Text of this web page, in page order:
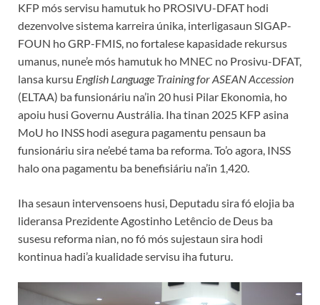
KFP mós servisu hamutuk ho PROSIVU-DFAT hodi
dezenvolve sistema karreira únika, interligasaun SIGAP-
FOUN ho GRP-FMIS, no fortalese kapasidade rekursus
umanus, nune’e mós hamutuk ho MNEC no Prosivu-DFAT,
lansa kursu English Language Training for ASEAN Accession
(ELTAA) ba funsionáriu na’in 20 husi Pilar Ekonomia, ho
apoiu husi Governu Austrália. Iha tinan 2025 KFP asina
MoU ho INSS hodi asegura pagamentu pensaun ba
funsionáriu sira ne’ebé tama ba reforma. To’o agora, INSS
halo ona pagamentu ba benefisiáriu na’in 1,420.
Iha sesaun intervensoens husi, Deputadu sira fó elojia ba
lideransa Prezidente Agostinho Letêncio de Deus ba
susesu reforma nian, no fó mós sujestaun sira hodi
kontinua hadi’a kualidade servisu iha futuru.